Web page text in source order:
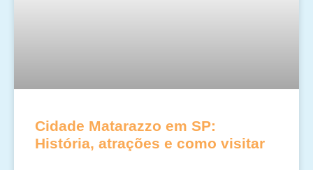
Cidade Matarazzo em SP:
História, atrações e como visitar